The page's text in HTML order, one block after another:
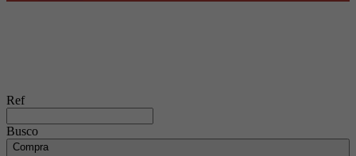
Ref
Busco
Compra